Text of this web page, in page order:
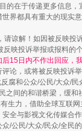
留白"
的在于传递更多信息
界都具有重大的现实
谅解！如因被反映投
映投诉举报或报料的
15日内不作出回应，
论，或将被反映投诉
反腐和公众/公民/大众/
间的和谐桥梁，缓
力，借助全球互联
全与影视文化传媒合
/公民/大众/民众/全民